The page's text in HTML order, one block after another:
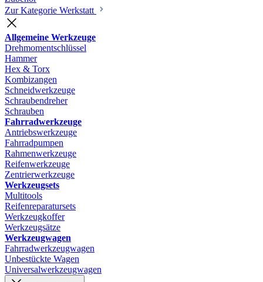
Zur Kategorie Werkstatt
Allgemeine Werkzeuge
Drehmomentschlüssel
Hammer
Hex & Torx
Kombizangen
Schneidwerkzeuge
Schraubendreher
Schrauben
Fahrradwerkzeuge
Antriebswerkzeuge
Fahrradpumpen
Rahmenwerkzeuge
Reifenwerkzeuge
Zentrierwerkzeuge
Werkzeugsets
Multitools
Reifenreparatursets
Werkzeugkoffer
Werkzeugsätze
Werkzeugwagen
Fahrradwerkzeugwagen
Unbestückte Wagen
Universalwerkzeugwagen